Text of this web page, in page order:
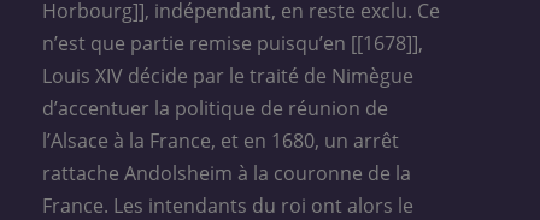
Horbourg]], indépendant, en reste exclu. Ce
n’est que partie remise puisqu’en [[1678]],
Louis XIV décide par le traité de Nimègue
d’accentuer la politique de réunion de
l’Alsace à la France, et en 1680, un arrêt
rattache Andolsheim à la couronne de la
France. Les intendants du roi ont alors le